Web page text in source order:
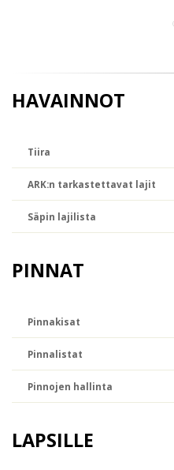
HAVAINNOT
Tiira
ARK:n tarkastettavat lajit
Säpin lajilista
PINNAT
Pinnakisat
Pinnalistat
Pinnojen hallinta
LAPSILLE